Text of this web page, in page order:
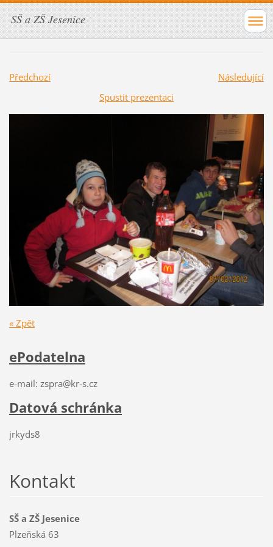
SŠ a ZŠ Jesenice
Předchozí
Následující
Spustit prezentaci
« Zpět
ePodatelna
e-mail: zspra@kr-s.cz
Datová schránka
jrkyds8
Kontakt
SŠ a ZŠ Jesenice
Plzeňská 63